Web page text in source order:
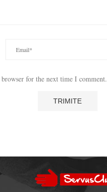
for the next time I comment.